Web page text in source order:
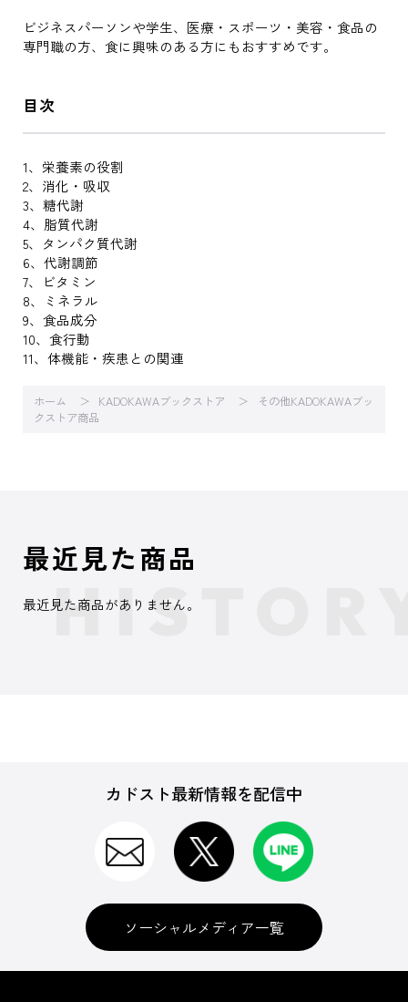
ビジネスパーソンや学生、医療・スポーツ・美容・食品の
専門職の方、食に興味のある方にもおすすめです。
目次
1、栄養素の役割
2、消化・吸収
3、糖代謝
4、脂質代謝
5、タンパク質代謝
6、代謝調節
7、ビタミン
8、ミネラル
9、食品成分
10、食行動
11、体機能・疾患との関連
ホーム KADOKAWAブックストア
その他KADOKAWAブッ
クストア商品
最近見た商品
最近見た商品がありません。
カドスト最新情報を配信中
ソーシャルメディア一覧